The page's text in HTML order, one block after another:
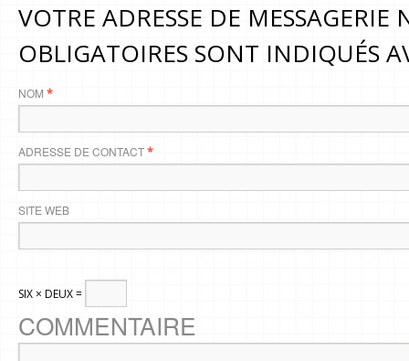
VOTRE ADRESSE DE MESSAGERIE
OBLIGATOIRES SONT INDIQUÉS
NOM *
ADRESSE DE CONTACT*
SITE WEB
SIX × DEUX =
COMMENTAIRE